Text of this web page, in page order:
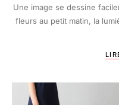
Une image se dessine
fleurs au petit matin, la